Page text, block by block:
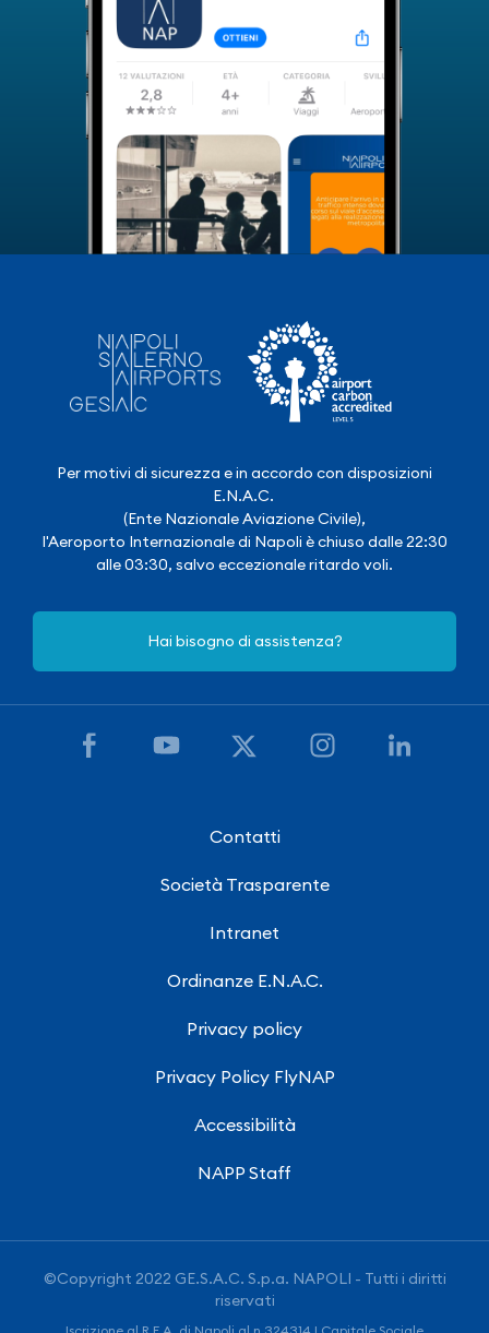
Per motivi di sicurezza e in accordo con disposizioni
E.N.A.C.
(Ente Nazionale Aviazione Civile),
l'Aeroporto Internazionale di Napoli è chiuso dalle 22:30
alle 03:30, salvo eccezionale ritardo voli.
Hai bisogno di assistenza?
Contatti
Società Trasparente
Intranet
Ordinanze E.N.A.C.
Privacy policy
Privacy Policy FlyNAP
Accessibilità
NAPP Staff
©Copyright 2022 GE.S.A.C. S.p.a. NAPOLI - Tutti i diritti
riservati